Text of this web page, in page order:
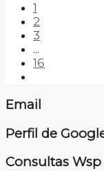
1
2
3
...
16
Email
Perfil de
Consultas Wsp